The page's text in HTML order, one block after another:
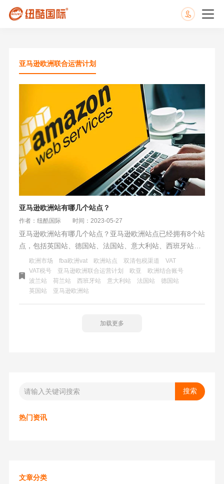
亚马逊欧洲联合运营计划
亚马逊欧洲站有哪几个站点？
作者：纽酷国际 时间：2023-05-27
亚马逊欧洲站有哪几个站点？亚马逊欧洲站点已经拥有8个站
点，包括英国站、德国站、法国站、意大利站、西班牙站、
荷兰站、波兰站以及最新开通的瑞典站。这些欧洲站点简称
为欧亚站点，这是继北美站点（美亚）之后的第二大亚马逊
市场。欧洲站点不仅拥有购买力大，而且利润率也比较高，
是许多跨国电商经营的重要一环。
欧洲市场 fba欧洲vat 欧洲站点 双清包税渠道
VAT
VAT税号
亚马逊欧洲联合运营计划 欧亚
欧洲结合账号
波兰站
荷兰站 西班牙站 意大利站 法国站
德国站
英国站
亚马逊欧洲站
加载更多
热门资讯
文章分类